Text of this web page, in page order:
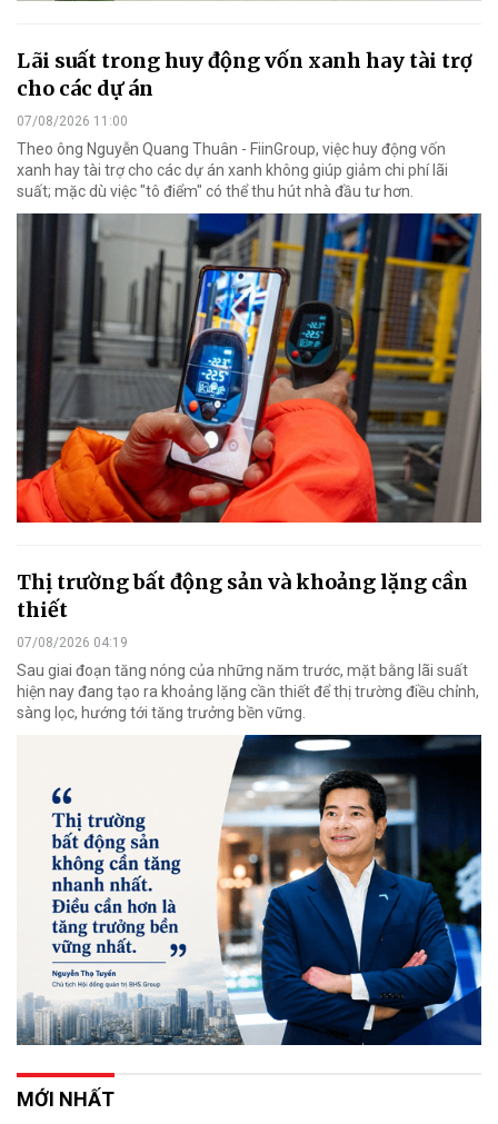
Lãi suất trong huy động vốn xanh hay tài trợ
cho các dự án
07/08/2026 11:00
Theo ông Nguyễn Quang Thuân - FiinGroup, việc huy động vốn
xanh hay tài trợ cho các dự án xanh không giúp giảm chi phí lãi
suất; mặc dù việc "tô điểm" có thể thu hút nhà đầu tư hơn.
Thị trường bất động sản và khoảng lặng cần
thiết
07/08/2026 04:19
Sau giai đoạn tăng nóng của những năm trước, mặt bằng lãi suất
hiện nay đang tạo ra khoảng lặng cần thiết để thị trường điều chỉnh,
sàng lọc, hướng tới tăng trưởng bền vững.
MỚI NHẤT